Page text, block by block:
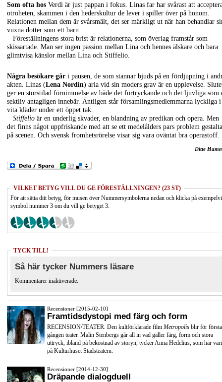
Som ofta hos Verdi är just pappan i fokus. Linas far har svårast att
otroheten, skammen i den hederskultur de lever i spiller över på honom.
Relationen mellan dem är svårsmält, det ser märkligt ut när han behandlar
vuxna dotter som ett barn.
Föreställningens stora brist är relationerna, som överlag framstår som
skissartade. Man ser ingen passion mellan Lina och hennes älskare och bara
glimtvisa känslor mellan Lina och Stiffelio.
Några besökare går i pausen, de som stannar bjuds på en fördjupning i
akten. Linas (Lena Nordin) aria vid sin moders grav är en upplevelse.
ger en storstilad förnimmelse av både det förtryckande och det ljuvliga som
sektliv antagligen innebär. Äntligen står församlingsmedlemmarna lyckliga i
vita kläder under ett öppet tak.
Stiffelio är en underlig skvader, en blandning av predikan och opera. Men
det finns något uppfriskande med att se ett medelålders pars problem
på scenen. Och svensk fromhetsrörelse visar sig vara oväntat bra operastoff.
Ditte
VILKET BETYG VILL DU GE FÖRESTÄLLNINGEN? (23 ST)
För att sätta ditt betyg, för musen över Nummersymbolerna nedan och klicka på
symbol nummer 3 om du vill ge betyget 3.
TYCK TILL!
Så här tycker Nummers läsare
Kommentarer inaktiverade.
Recensioner [2015-02-10]
Framtidsdystopi med färg och form
RECENSION/TEATER. Den kultförklarade film Metropolis blir för första
gången teater. Malin Stenbergs går all in vad gäller färg, form och stora
uttryck, ibland på bekostnad av storyn, tycker Anna Hedelius, som har
på Kulturhuset Stadsteatern.
Recensioner [2014-12-30]
Dräpande dialogduell